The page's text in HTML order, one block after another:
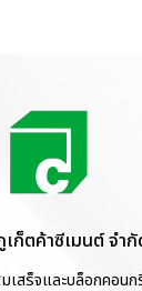
ก็ตค้าซีเมนต์ จำ
เสร็จและบล็อกคอน